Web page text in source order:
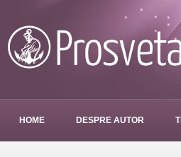
HOME DESPRE AUTOR